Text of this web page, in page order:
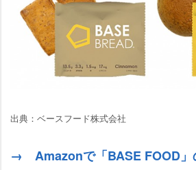
出典：ベースフード株式会社
→ Amazonで「BASE FOOD」